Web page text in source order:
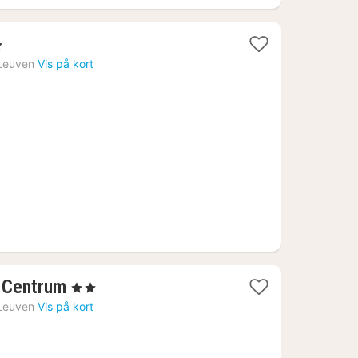
Vis på kort
1
nat
, 2 Stjerner
Vis på kort